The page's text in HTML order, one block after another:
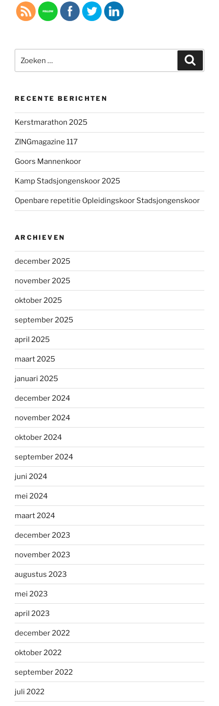
naar:
RECENTE BERICHTEN
Kerstmarathon 2025
ZINGmagazine 117
Goors Mannenkoor
Kamp Stadsjongenskoor 2025
Openbare repetitie Opleidingskoor Stadsjongenskoor
ARCHIEVEN
december 2025
november 2025
oktober 2025
september 2025
april 2025
maart 2025
januari 2025
december 2024
november 2024
oktober 2024
september 2024
juni 2024
mei 2024
maart 2024
december 2023
november 2023
augustus 2023
mei 2023
april 2023
december 2022
oktober 2022
september 2022
juli 2022